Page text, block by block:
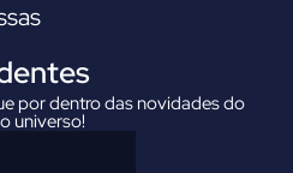
por dentro das novidades do
universo!